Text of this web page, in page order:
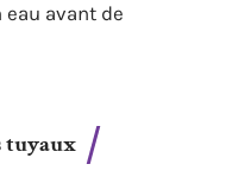
avant de
tuyaux